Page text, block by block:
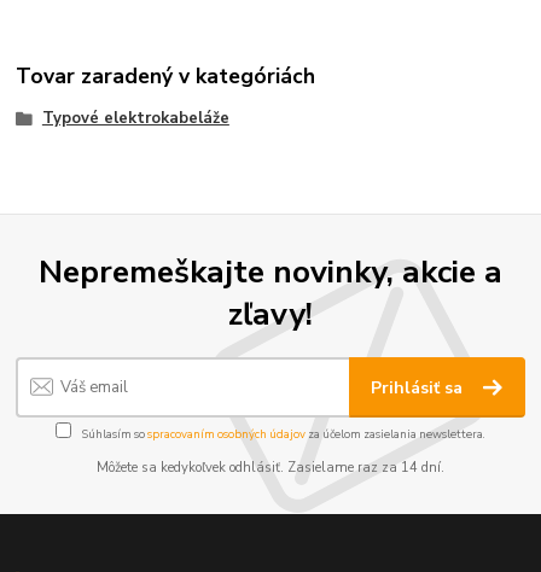
Tovar zaradený v kategóriách
Typové elektrokabeláže
Nepremeškajte novinky, akcie a
zľavy!
Prihlásiť sa
Súhlasím sospracovaním osobných údajov za účelom zasielania newslettera.
Môžete sa kedykoľvek odhlásiť. Zasielame raz za 14 dní.